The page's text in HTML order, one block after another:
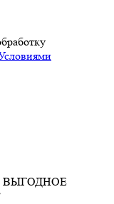
ВЫГОДНОЕ